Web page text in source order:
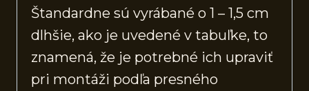
Štandardne sú vyrábané o 1 – 1,5 cm
dlhšie, ako je uvedené v tabuľke, to
znamená, že je potrebné ich upraviť
pri montáži podľa presného